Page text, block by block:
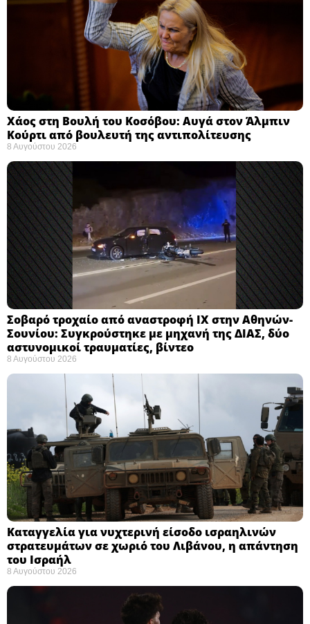
Χάος στη Βουλή του Κοσόβου: Αυγά στον Άλμπιν
Κούρτι από βουλευτή της αντιπολίτευσης
8 Αυγούστου 2026
Σοβαρό τροχαίο από αναστροφή ΙΧ στην Αθηνών-
Σουνίου: Συγκρούστηκε με μηχανή της ΔΙΑΣ, δύο
αστυνομικοί τραυματίες, βίντεο
8 Αυγούστου 2026
Καταγγελία για νυχτερινή είσοδο ισραηλινών
στρατευμάτων σε χωριό του Λιβάνου, η απάντηση
του Ισραήλ
8 Αυγούστου 2026